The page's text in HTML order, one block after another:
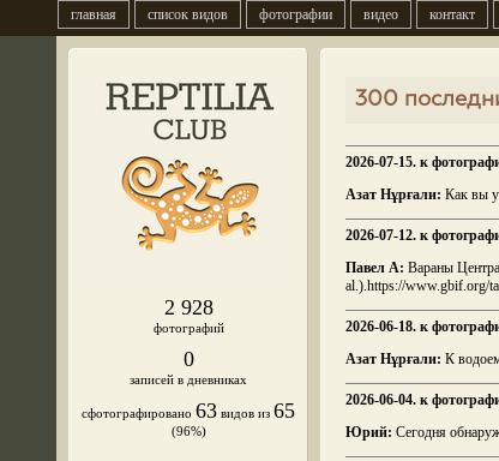
главная список видов фотографии видео контакт
2 928
фотографий
0
записей в дневниках
сфотографировано 63 видов из 65
(96%)
300
2026-07-15. к
Азат Нұрғали: Как вы
2026-07-12. к
Павел А: Вараны
al.).https://www.gbif.org/
2026-06-18. к
Азат Нұрғали: К
2026-06-04. к
Юрий: Сегодня